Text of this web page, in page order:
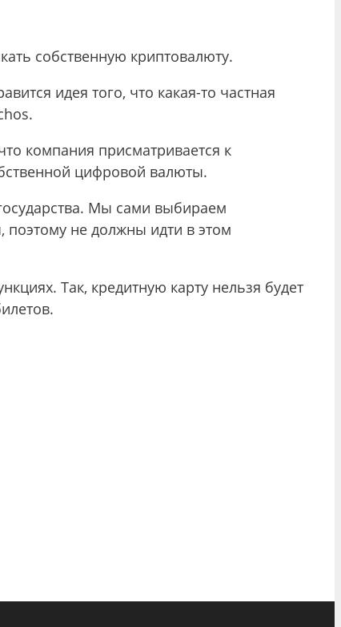
собственную криптовалюту.
идея того, что какая-то частная
компания присматривается к
цифровой валюты.
Мы сами выбираем
не должны идти в этом
Так, кредитную карту нельзя будет